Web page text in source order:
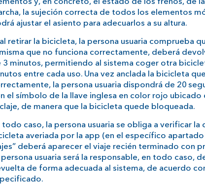
la sujeción correcta de todos los elementos
ajustar el asiento para adecuarlos a su altura.
retirar la bicicleta, la persona usuaria comprueba
que no funciona correctamente, deberá
3 minutos, permitiendo al sistema coger otra
entre cada uso. Una vez anclada la bicicleta
la persona usuaria dispondrá de 20
el símbolo de la llave inglesa en color rojo
de manera que la bicicleta quede bloqueada.
todo caso, la persona usuaria se obliga a verificar
averiada por la app (en el específico
deberá aparecer el viaje recién terminado con
persona usuaria será la responsable, en todo caso,
de forma adecuada al sistema, de acuerdo